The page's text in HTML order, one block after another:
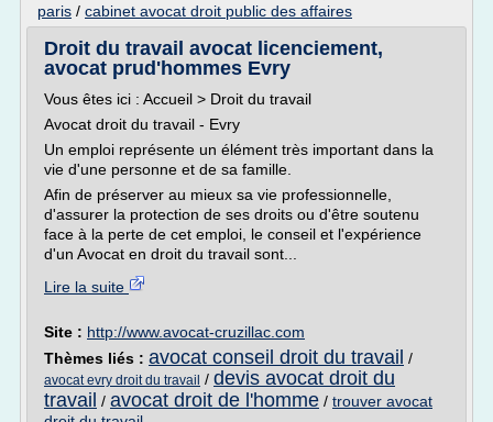
paris / cabinet avocat droit public des affaires
Droit du travail avocat licenciement,
avocat prud'hommes Evry
Vous êtes ici : Accueil > Droit du travail
Avocat droit du travail - Evry
Un emploi représente un élément très important dans la
vie d'une personne et de sa famille.
Afin de préserver au mieux sa vie professionnelle,
d'assurer la protection de ses droits ou d'être soutenu
face à la perte de cet emploi, le conseil et l'expérience
d'un Avocat en droit du travail sont...
Lire la suite
Site : http://www.avocat-cruzillac.com
Thèmes liés : avocat conseil droit du travail /
avocat evry droit du travail / devis avocat droit du
travail / avocat droit de l'homme / trouver avocat